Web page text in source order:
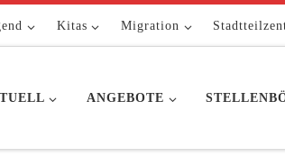
Kitas Migration
ANGEBOTE